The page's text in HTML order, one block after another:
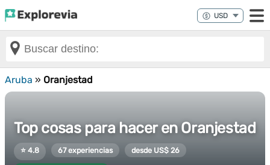
Aruba » Oranjestad
Top cosas para hacer en Oranjestad
⭐ 4.8 67 experiencias desde US$ 26